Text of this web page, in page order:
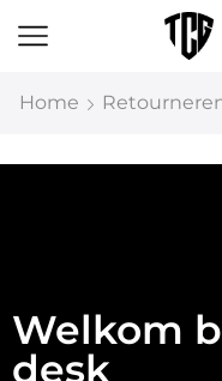
Home
Welkom
desk